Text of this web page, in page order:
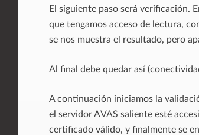
El siguiente paso será verificación.
que tengamos acceso de lectura,
se nos muestra el resultado, pero
Al final debe quedar así
A continuación iniciamos la
el servidor AVAS saliente esté
certificado válido, y finalmente se